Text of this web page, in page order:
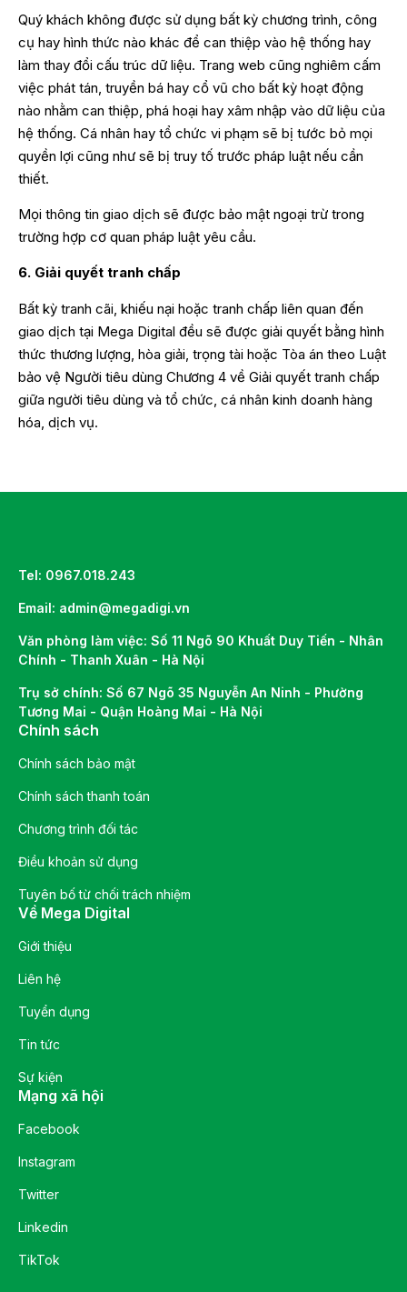
Quý khách không được sử dụng bất kỳ chương trình, công
cụ hay hình thức nào khác để can thiệp vào hệ thống hay
làm thay đổi cấu trúc dữ liệu. Trang web cũng nghiêm cấm
việc phát tán, truyền bá hay cổ vũ cho bất kỳ hoạt động
nào nhằm can thiệp, phá hoại hay xâm nhập vào dữ liệu của
hệ thống. Cá nhân hay tổ chức vi phạm sẽ bị tước bỏ mọi
quyền lợi cũng như sẽ bị truy tố trước pháp luật nếu cần
thiết.
Mọi thông tin giao dịch sẽ được bảo mật ngoại trừ trong
trường hợp cơ quan pháp luật yêu cầu.
6. Giải quyết tranh chấp
Bất kỳ tranh cãi, khiếu nại hoặc tranh chấp liên quan đến
giao dịch tại Mega Digital đều sẽ được giải quyết bằng hình
thức thương lượng, hòa giải, trọng tài hoặc Tòa án theo Luật
bảo vệ Người tiêu dùng Chương 4 về Giải quyết tranh chấp
giữa người tiêu dùng và tổ chức, cá nhân kinh doanh hàng
hóa, dịch vụ.
Tel: 0967.018.243
Email: admin@megadigi.vn
Văn phòng làm việc: Số 11 Ngõ 90 Khuất Duy Tiến - Nhân
Chính - Thanh Xuân - Hà Nội
Trụ sở chính: Số 67 Ngõ 35 Nguyễn An Ninh - Phường
Tương Mai - Quận Hoàng Mai - Hà Nội
Chính sách
Chính sách bảo mật
Chính sách thanh toán
Chương trình đối tác
Điều khoản sử dụng
Tuyên bố từ chối trách nhiệm
Về Mega Digital
Giới thiệu
Liên hệ
Tuyển dụng
Tin tức
Sự kiện
Mạng xã hội
Facebook
Instagram
Twitter
Linkedin
TikTok